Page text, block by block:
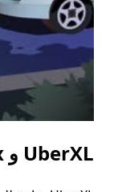
UberXL و Uber Max